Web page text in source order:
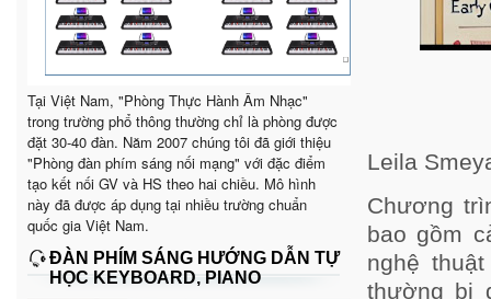
Tại Việt Nam, "Phòng Thực Hành Âm Nhạc"
trong trường phổ thông thường chỉ là phòng được
đặt 30-40 đàn. Năm 2007 chúng tôi đã giới thiệu
"Phòng đàn phím sáng nối mạng" với đặc điểm
tạo kết nối GV và HS theo hai chiều. Mô hình
này đã được áp dụng tại nhiều trường chuẩn
quốc gia Việt Nam.
ĐÀN PHÍM SÁNG HƯỚNG DẪN TỰ
HỌC KEYBOARD, PIANO
Leila
Chương
bao gồm
nghệ
thường bị